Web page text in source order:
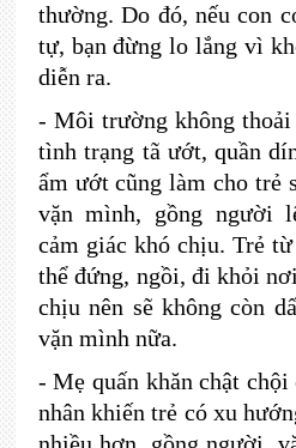
thường. Do đó, nếu con
tự, bạn đừng lo lắng vì
diễn ra.
- Môi trường không
tình trạng tã ướt, quần
ẩm ướt cũng làm cho trẻ
vặn mình, gồng người
cảm giác khó chịu. Trẻ
thể đứng, ngồi, đi khỏi
chịu nên sẽ không còn
vặn mình nữa.
-Mẹ quấn khăn chật
nhân khiến trẻ có xu